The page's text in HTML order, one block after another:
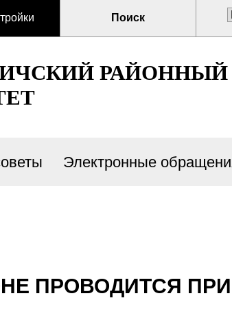
Поиск
Электронные
ПРОВОДИТСЯ